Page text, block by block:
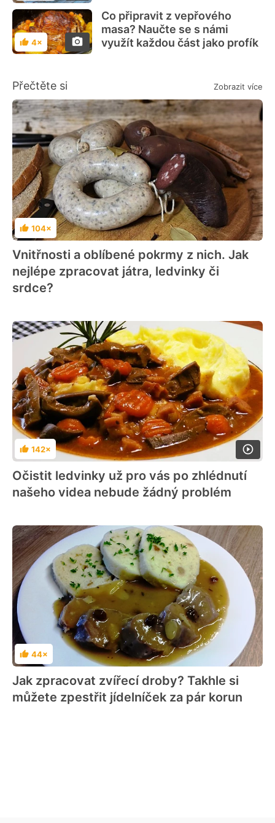
Hodnocení
4×
Co připravit z vepřového
masa? Naučte se s námi
využít každou část jako profík
Přečtěte si Zobrazit více
Hodnocení
104×
Vnitřnosti a oblíbené pokrmy z nich. Jak
nejlépe zpracovat játra, ledvinky či
srdce?
Hodnocení
142×
Očistit ledvinky už pro vás po zhlédnutí
našeho videa nebude žádný problém
Hodnocení
44×
Jak zpracovat zvířecí droby? Takhle si
můžete zpestřit jídelníček za pár korun